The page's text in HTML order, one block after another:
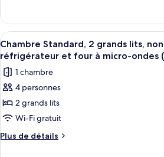
Friendly)
Standard,
2
lits
doubles,
non-
fumeurs,
balcon
(2nd
Floor;Pet
Friendly)
le
type
de
chambre
Chambre
Standard,
2
doubles,
non-
balcon
Afficher
toutes
les
photos
pour
ce
type
de
Une
5
Chambre Standard, 2 grands lits,
réfrigérateur et four à micro-ondes
1 chambre
4 personnes
2 grands lits
Wi-Fi gratuit
Plus de détails
Plus